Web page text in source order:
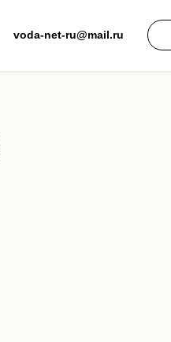
voda-net-ru@mail.ru